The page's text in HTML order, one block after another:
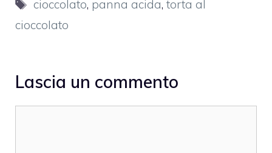
cioccolato, panna acida,torta al
cioccolato
Lascia un commento